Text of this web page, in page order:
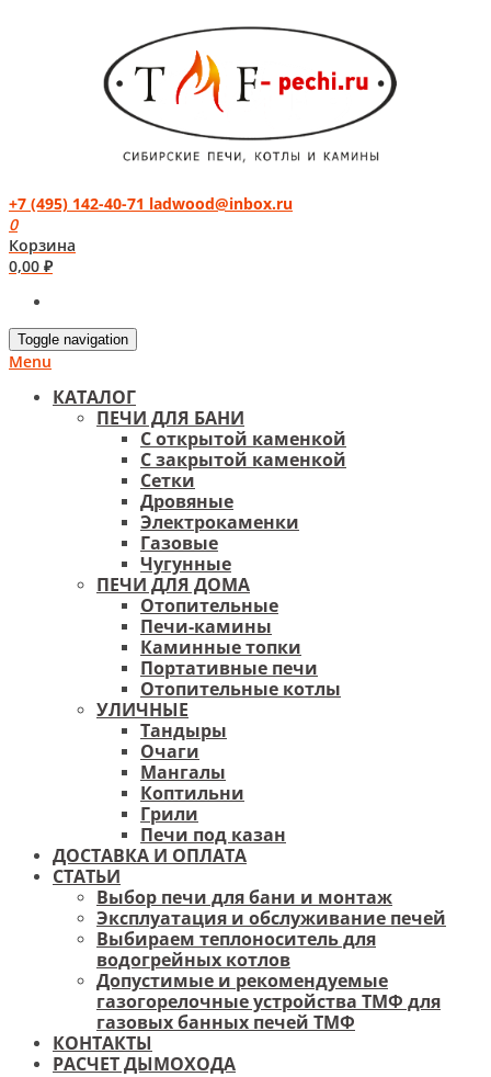
+7 (495) 142-40-71 ladwood@inbox.ru
0
Корзина
0,00 ₽
Toggle navigation
Menu
КАТАЛОГ
ПЕЧИ ДЛЯ БАНИ
С открытой каменкой
С закрытой каменкой
Сетки
Дровяные
Электрокаменки
Газовые
Чугунные
ПЕЧИ ДЛЯ ДОМА
Отопительные
Печи-камины
Каминные топки
Портативные печи
Отопительные котлы
УЛИЧНЫЕ
Тандыры
Очаги
Мангалы
Коптильни
Грили
Печи под казан
ДОСТАВКА И ОПЛАТА
СТАТЬИ
Выбор печи для бани и монтаж
Эксплуатация и обслуживание печей
Выбираем теплоноситель для
водогрейных котлов
Допустимые и рекомендуемые
газогорелочные устройства ТМФ для
газовых банных печей ТМФ
КОНТАКТЫ
РАСЧЕТ ДЫМОХОДА